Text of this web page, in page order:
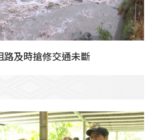
路及時搶修交通未斷